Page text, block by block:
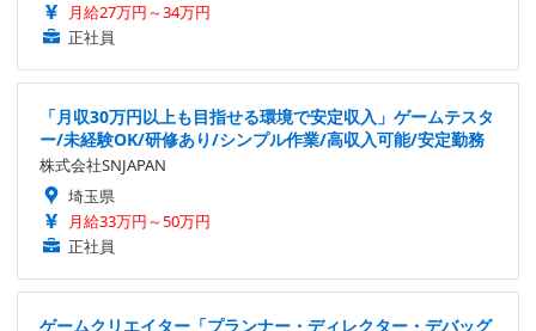
月給27万円～34万円
正社員
「月収30万円以上も目指せる環境で安定収入」ゲームテスタ
ー/未経験OK/研修あり/シンプル作業/高収入可能/安定勤務
株式会社SNJAPAN
埼玉県
月給33万円～50万円
正社員
ゲームクリエイター「プランナー・ディレクター・デバッグ